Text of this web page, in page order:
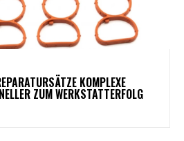
KOMPLEXE
ZUM WERKSTATTERFOLG